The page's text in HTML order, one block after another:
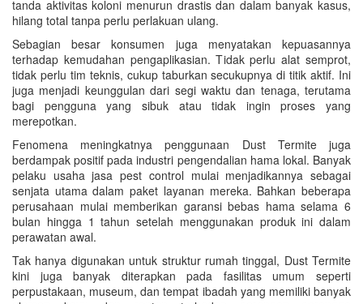
tanda aktivitas koloni menurun drastis dan dalam banyak kasus,
hilang total tanpa perlu perlakuan ulang.
Sebagian besar konsumen juga menyatakan kepuasannya
terhadap kemudahan pengaplikasian. Tidak perlu alat semprot,
tidak perlu tim teknis, cukup taburkan secukupnya di titik aktif. Ini
juga menjadi keunggulan dari segi waktu dan tenaga, terutama
bagi pengguna yang sibuk atau tidak ingin proses yang
merepotkan.
Fenomena meningkatnya penggunaan Dust Termite juga
berdampak positif pada industri pengendalian hama lokal. Banyak
pelaku usaha jasa pest control mulai menjadikannya sebagai
senjata utama dalam paket layanan mereka. Bahkan beberapa
perusahaan mulai memberikan garansi bebas hama selama 6
bulan hingga 1 tahun setelah menggunakan produk ini dalam
perawatan awal.
Tak hanya digunakan untuk struktur rumah tinggal, Dust Termite
kini juga banyak diterapkan pada fasilitas umum seperti
perpustakaan, museum, dan tempat ibadah yang memiliki banyak